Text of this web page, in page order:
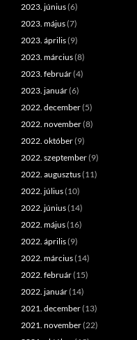
2023. június(6)
2023. május(7)
2023. április(9)
2023. március(8)
2023. február(4)
2023. január(6)
2022. december(5)
2022. november(8)
2022. október(9)
2022. szeptember(9)
2022. augusztus(11)
2022. július(10)
2022. június(14)
2022. május(16)
2022. április(9)
2022. március(14)
2022. február(15)
2022. január(14)
2021. december(13)
2021. november(22)